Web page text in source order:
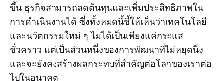
ขึ้น ธุรกิจสามารถลดต้นทุนและเพิ่มประสิทธิภาพใน
การดำเนินงานได้ ซึ่งทั้งหมดนี้ชี้ให้เห็นว่าเทคโนโลยี
และนวัตกรรมใหม่ ๆ ไม่ได้เป็นเพียงแค่กระแส
ชั่วคราว แต่เป็นส่วนหนึ่งของการพัฒนาที่ไม่หยุดนิ่ง
และจะยังคงสร้างผลกระทบที่สำคัญต่อโลกของเราต่อ
ไปในอนาคต